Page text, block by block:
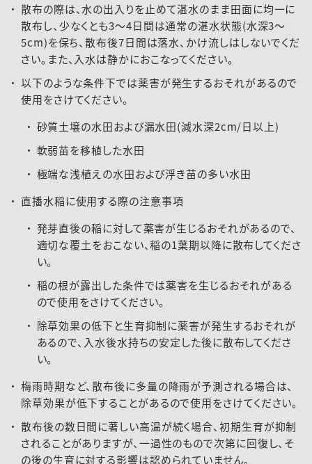
散布の際は、水の出入りを止めて湛水のまま田面に均一に
散布し、少なくとも3～4日間は通常の湛水状態(水深3～
5cm)を保ち、散布後7日間は落水、かけ流しはしないでくだ
さい。また、入水は静かにおこなってください。
以下のような条件下では薬害が発生するおそれがあるので
使用をさけてください。
砂質土壌の水田および漏水田(減水深2cm/日以上)
軟弱苗を移植した水田
極端な浅植えの水田および浮き苗の多い水田
直播水稲に使用する際の注意事項
発芽直後の稲に対して薬害が生じるおそれがあるので、
適切な覆土をおこない、稲の1葉期以降に散布してくださ
い。
稲の根が露出した条件では薬害を生じるおそれがある
ので使用をさけてください。
除草効果の低下と生育抑制に薬害が発生するおそれが
あるので、入水後水持ちの安定した後に散布してくださ
い。
梅雨時期など、散布後に多量の降雨が予測される場合は、
除草効果が低下することがあるので使用をさけてください。
散布後の数日間に著しい高温が続く場合、初期生育が抑制
されることがありますが、一過性のもので次第に回復し、そ
の後の生育に対する影響は認められていません。